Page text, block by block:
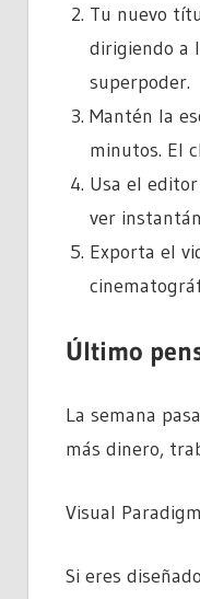
Tu nuevo
dirigiendo a
superpoder.
Mantén la
minutos. El
Usa el
ver
Exporta el
Último
La semana
más dinero,
Visual
Si eres